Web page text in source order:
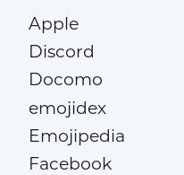
Apple
Discord
Docomo
emojidex
Emojipedia
Facebook